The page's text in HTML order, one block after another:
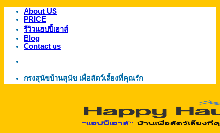
ข้าม
เนื้อหา
About US
PRICE
รีวิวแฮปปี้เฮาส์
Blog
Contact us
กรงสุนัขบ้านสุนัข เพื่อสัตว์เลี้ยงที่คุณรัก